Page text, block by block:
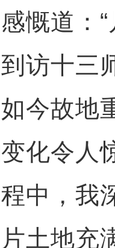
慨道：
访十三
今故地
化令人
中，我
土地充